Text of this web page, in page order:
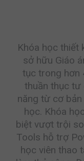
Khóa học thiết
sở hữu Giáo
tục trong hơn
thuần thục tư
năng từ cơ
học. Khóa
biệt vượt trội
Tools hỗ trợ
học viên thao